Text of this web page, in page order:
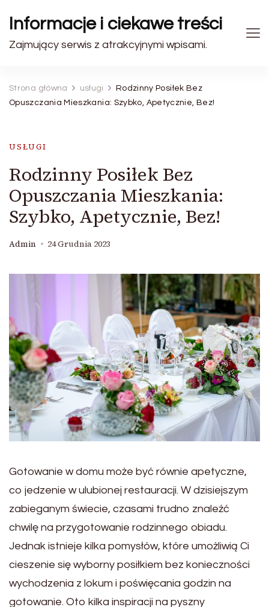
Informacje i ciekawe treści
Zajmujący serwis z atrakcyjnymi wpisami.
Strona główna usługi
Rodzinny Posiłek Bez
Opuszczania Mieszkania: Szybko, Apetycznie, Bez!
USŁUGI
Rodzinny Posiłek Bez
Opuszczania Mieszkania:
Szybko, Apetycznie, Bez!
Admin 24 Grudnia 2023
Gotowanie w domu może być równie apetyczne,
co jedzenie w ulubionej restauracji. W dzisiejszym
zabieganym świecie, czasami trudno znaleźć
chwilę na przygotowanie rodzinnego obiadu.
Jednak istnieje kilka pomysłów, które umożliwią Ci
cieszenie się wyborny posiłkiem bez konieczności
wychodzenia z lokum i poświęcania godzin na
gotowanie. Oto kilka inspiracji na pyszny